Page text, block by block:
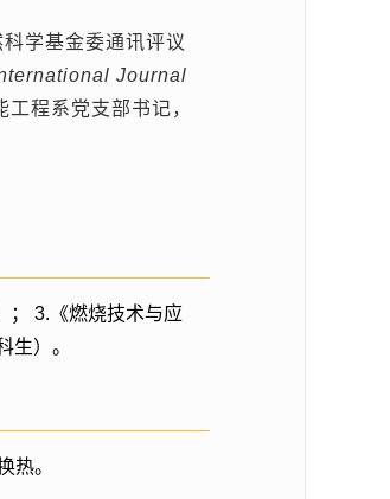
学基金委通讯评议
Journal
程系党支部书记，
； 3.《燃烧技术与应
生）。
热。